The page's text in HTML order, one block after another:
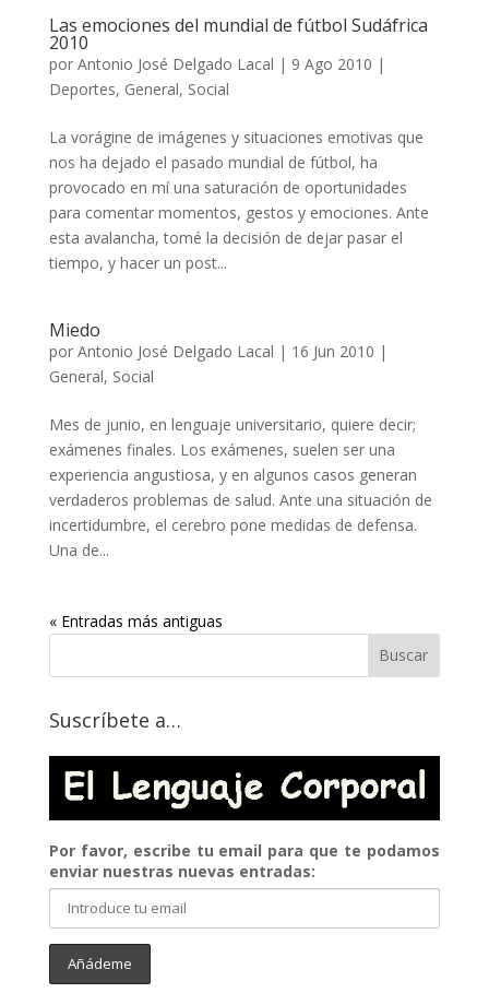
Las emociones del mundial de fútbol Sudáfrica
2010
por Antonio José Delgado Lacal | 9 Ago 2010 |
Deportes, General, Social
La vorágine de imágenes y situaciones emotivas que
nos ha dejado el pasado mundial de fútbol, ha
provocado en mí una saturación de oportunidades
para comentar momentos, gestos y emociones. Ante
esta avalancha, tomé la decisión de dejar pasar el
tiempo, y hacer un post...
Miedo
por Antonio José Delgado Lacal | 16 Jun 2010 |
General, Social
Mes de junio, en lenguaje universitario, quiere decir;
exámenes finales. Los exámenes, suelen ser una
experiencia angustiosa, y en algunos casos generan
verdaderos problemas de salud. Ante una situación de
incertidumbre, el cerebro pone medidas de defensa.
Una de...
« Entradas más antiguas
Suscríbete a…
Por favor, escribe tu email para que te podamos
enviar nuestras nuevas entradas: